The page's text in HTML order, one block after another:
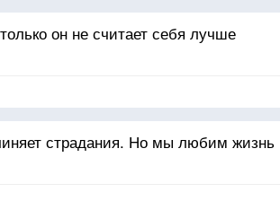
он не считает себя лучше
страдания. Но мы любим жизнь